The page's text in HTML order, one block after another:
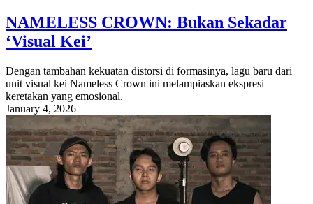
NAMELESS CROWN: Bukan Sekadar
‘Visual Kei’
Dengan tambahan kekuatan distorsi di formasinya, lagu baru dari
unit visual kei Nameless Crown ini melampiaskan ekspresi
keretakan yang emosional.
January 4, 2026